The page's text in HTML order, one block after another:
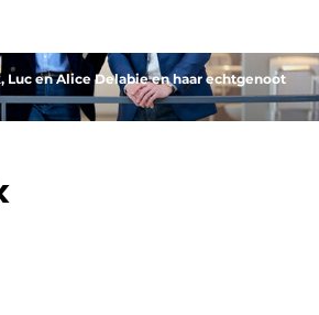
en Alice Delabie en haar echtgenoot